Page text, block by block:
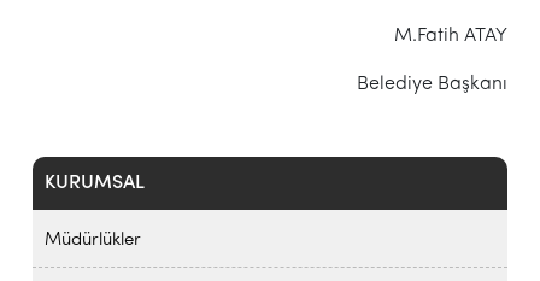
KURUMSAL
Müdürlükler
M.Fatih ATAY
Belediye Başkanı